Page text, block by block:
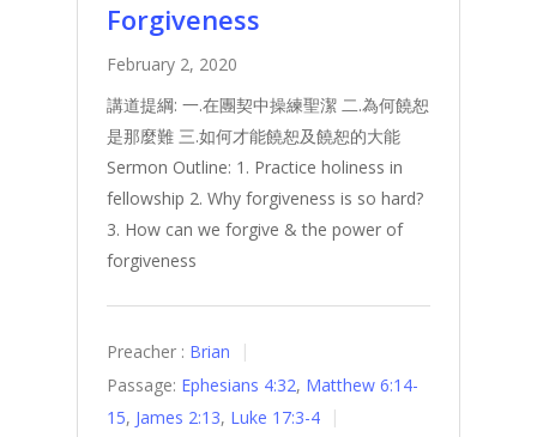
Forgiveness
February 2, 2020
講道提綱: 一.在團契中操練聖潔 二.為何饒恕
是那麼難 三.如何才能饒恕及饒恕的大能
Sermon Outline: 1. Practice holiness in
fellowship 2. Why forgiveness is so hard?
3. How can we forgive & the power of
forgiveness
Preacher : Brian
Passage: Ephesians 4:32, Matthew 6:14-
15, James 2:13, Luke 17:3-4